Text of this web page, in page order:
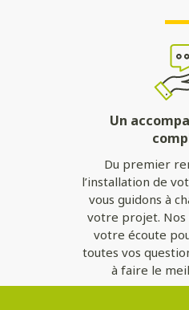
Un
Du premier
l’installation de
vous guidons à
votre projet. Nos
votre écoute
toutes vos
à faire le